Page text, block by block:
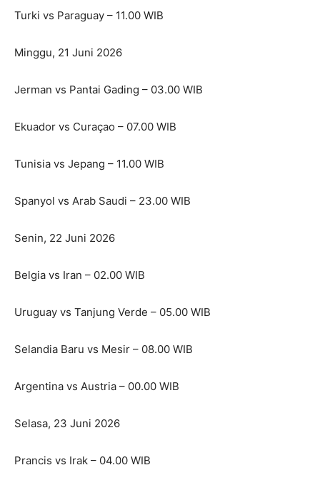
Turki vs Paraguay – 11.00 WIB
Minggu, 21 Juni 2026
Jerman vs Pantai Gading – 03.00 WIB
Ekuador vs Curaçao – 07.00 WIB
Tunisia vs Jepang – 11.00 WIB
Spanyol vs Arab Saudi – 23.00 WIB
Senin, 22 Juni 2026
Belgia vs Iran – 02.00 WIB
Uruguay vs Tanjung Verde – 05.00 WIB
Selandia Baru vs Mesir – 08.00 WIB
Argentina vs Austria – 00.00 WIB
Selasa, 23 Juni 2026
Prancis vs Irak – 04.00 WIB